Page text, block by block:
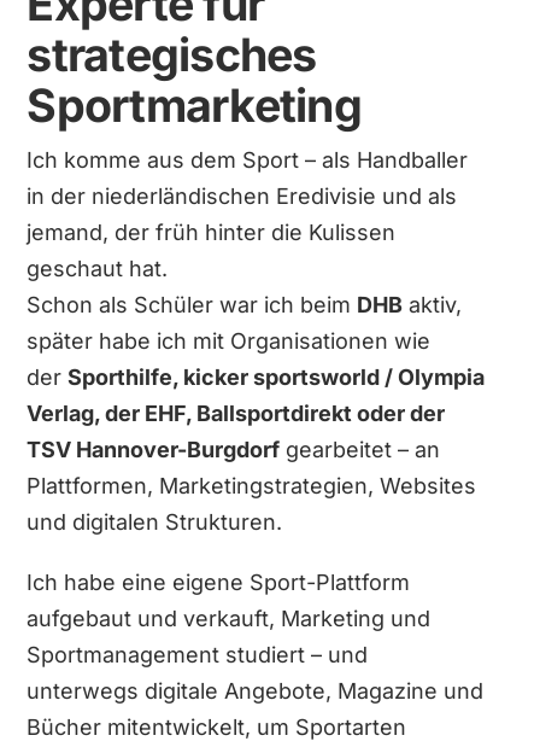
strategisches
Sportmarketing
Ich komme aus dem Sport – als Handballer
in der niederländischen Eredivisie und als
jemand, der früh hinter die Kulissen
geschaut hat.
Schon als Schüler war ich beim DHB aktiv,
später habe ich mit Organisationen wie
derSporthilfe, kicker sportsworld / Olympia
Verlag, der EHF, Ballsportdirekt oder der
TSV Hannover-Burgdorf gearbeitet – an
Plattformen, Marketingstrategien, Websites
und digitalen Strukturen.
Ich habe eine eigene Sport-Plattform
aufgebaut und verkauft, Marketing und
Sportmanagement studiert – und
unterwegs digitale Angebote, Magazine und
Bücher mitentwickelt, um Sportarten